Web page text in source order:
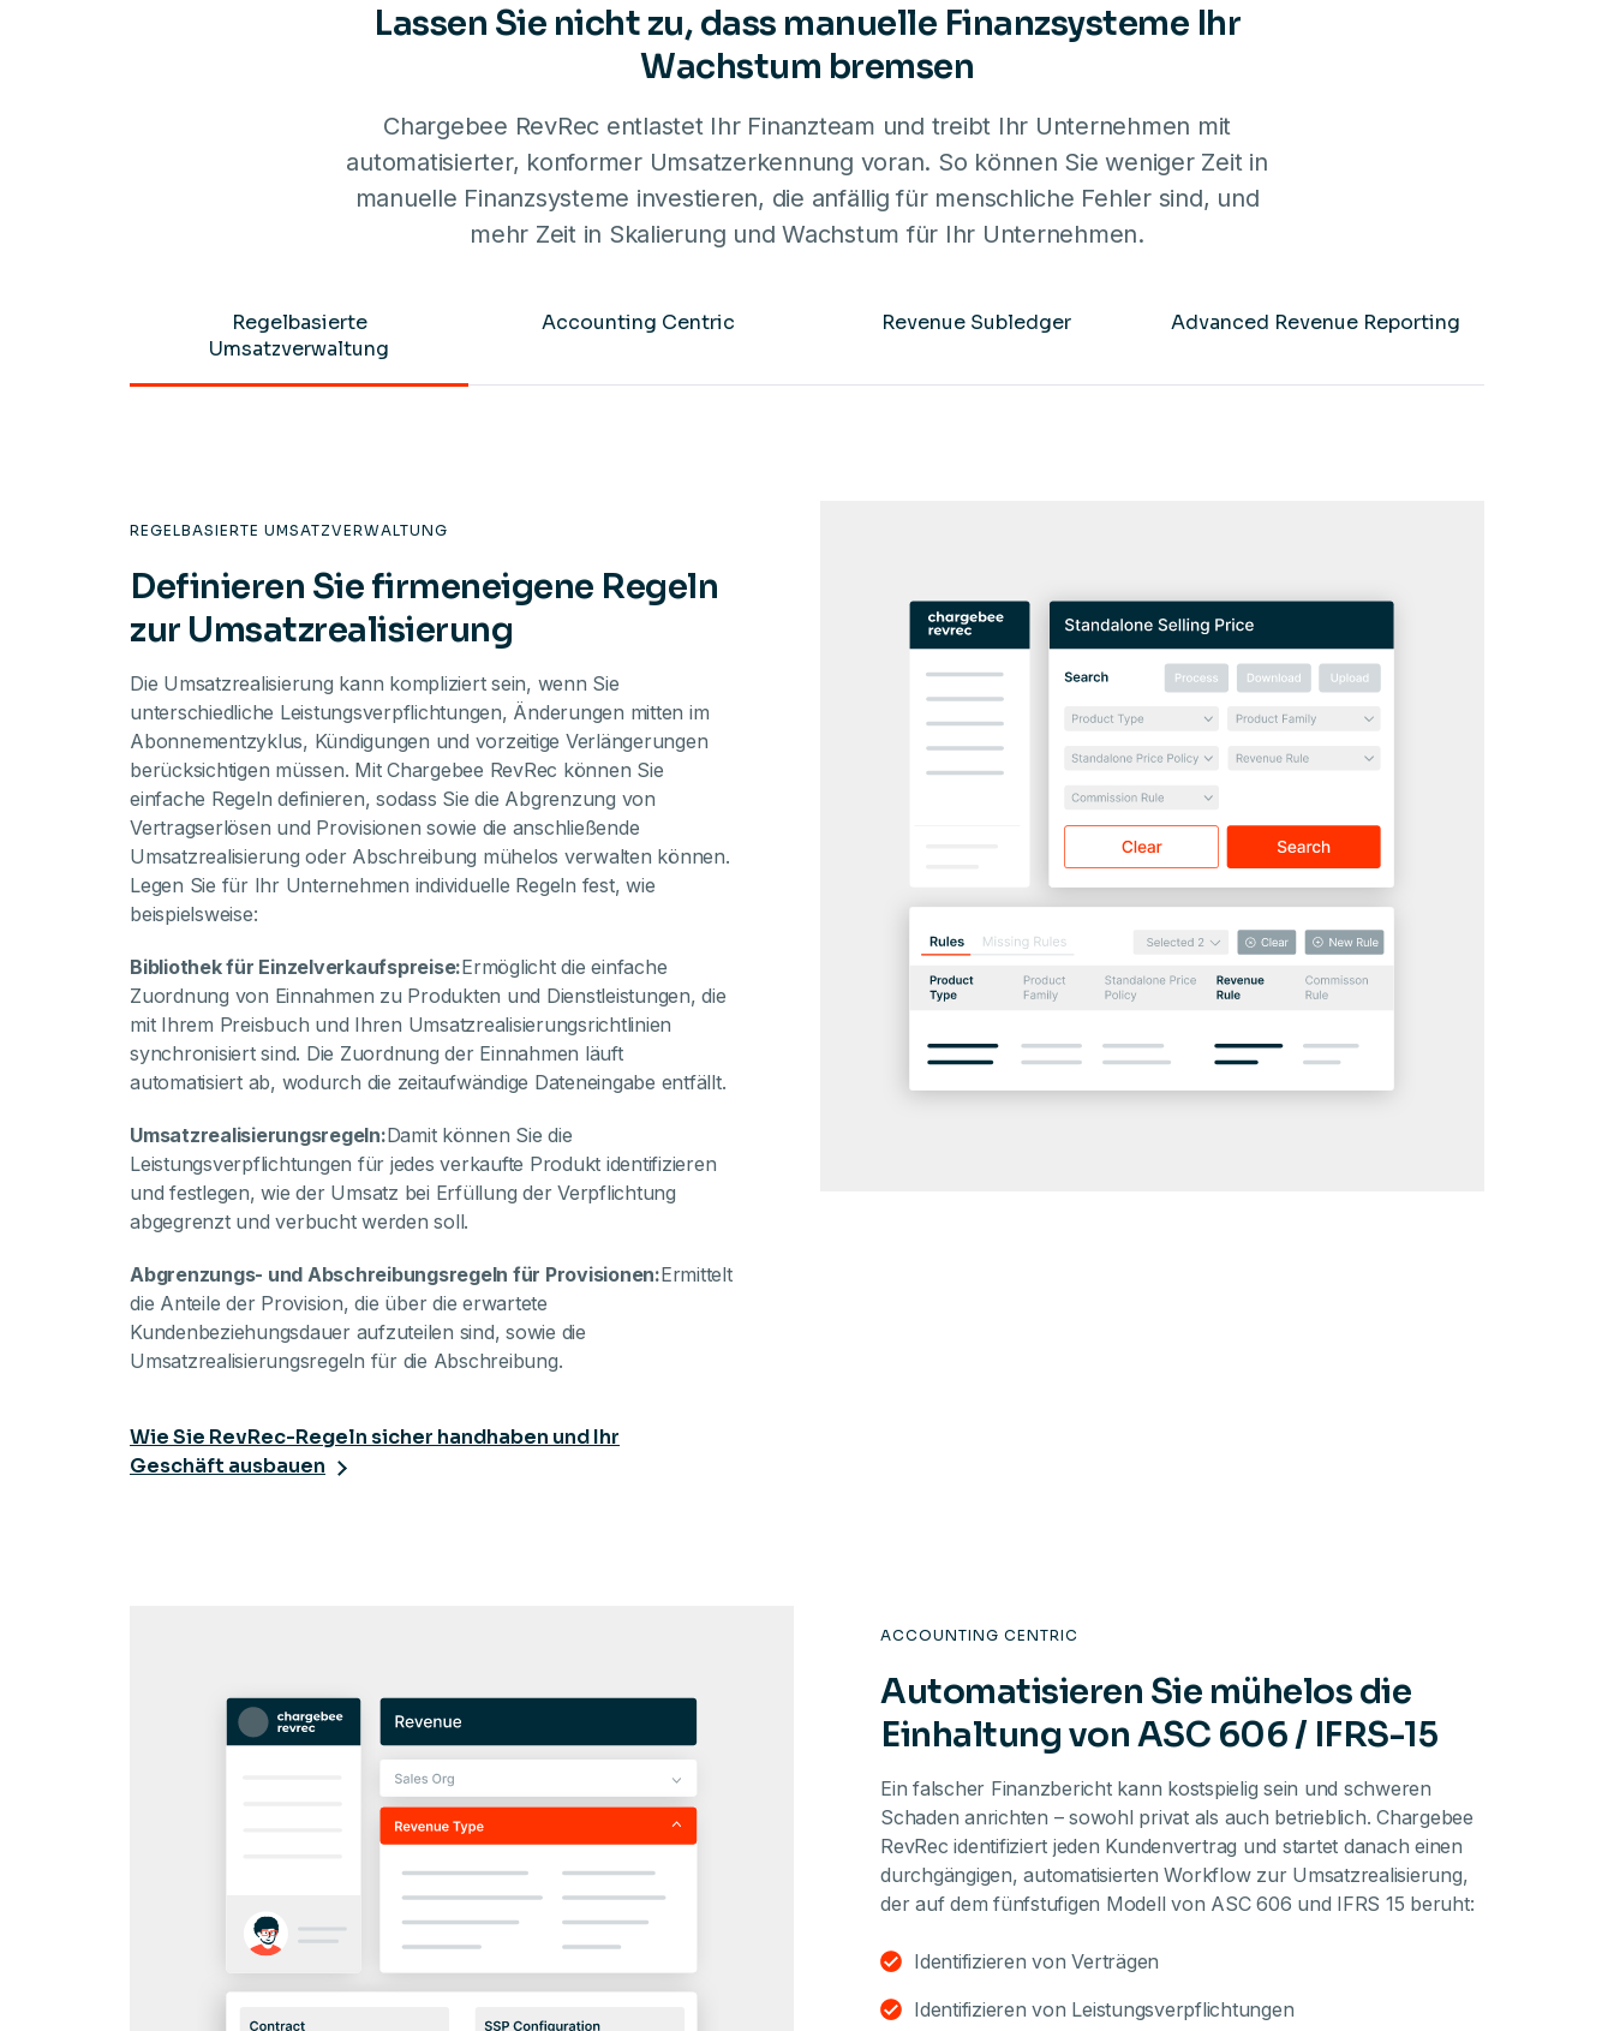
Lassen Sie nicht zu, dass manuelle Finanzsysteme Ihr
Wachstum bremsen
Chargebee RevRec entlastet Ihr Finanzteam und treibt Ihr Unternehmen mit
automatisierter, konformer Umsatzerkennung voran. So können Sie weniger Zeit in
manuelle Finanzsysteme investieren, die anfällig für menschliche Fehler sind, und
mehr Zeit in Skalierung und Wachstum für Ihr Unternehmen.
Regelbasierte
Umsatzverwaltung
Accounting Centric Revenue Subledger Advanced Revenue Reporting
REGELBASIERTE UMSATZVERWALTUNG
Definieren Sie firmeneigene Regeln
zur Umsatzrealisierung
Die Umsatzrealisierung kann kompliziert sein, wenn Sie
unterschiedliche Leistungsverpflichtungen, Änderungen mitten im
Abonnementzyklus, Kündigungen und vorzeitige Verlängerungen
berücksichtigen müssen. Mit Chargebee RevRec können Sie
einfache Regeln definieren, sodass Sie die Abgrenzung von
Vertragserlösen und Provisionen sowie die anschließende
Umsatzrealisierung oder Abschreibung mühelos verwalten können.
Legen Sie für Ihr Unternehmen individuelle Regeln fest, wie
beispielsweise:
Bibliothek für Einzelverkaufspreise:Ermöglicht die einfache
Zuordnung von Einnahmen zu Produkten und Dienstleistungen, die
mit Ihrem Preisbuch und Ihren Umsatzrealisierungsrichtlinien
synchronisiert sind. Die Zuordnung der Einnahmen läuft
automatisiert ab, wodurch die zeitaufwändige Dateneingabe entfällt.
Umsatzrealisierungsregeln:Damit können Sie die
Leistungsverpflichtungen für jedes verkaufte Produkt identifizieren
und festlegen, wie der Umsatz bei Erfüllung der Verpflichtung
abgegrenzt und verbucht werden soll.
Abgrenzungs- und Abschreibungsregeln für Provisionen:Ermittelt
die Anteile der Provision, die über die erwartete
Kundenbeziehungsdauer aufzuteilen sind, sowie die
Umsatzrealisierungsregeln für die Abschreibung.
Wie Sie RevRec-Regeln sicher handhaben und Ihr
Geschäft ausbauen
ACCOUNTING CENTRIC
Automatisieren Sie mühelos die
Einhaltung von ASC 606 / IFRS-15
Ein falscher Finanzbericht kann kostspielig sein und schweren
Schaden anrichten – sowohl privat als auch betrieblich. Chargebee
RevRec identifiziert jeden Kundenvertrag und startet danach einen
durchgängigen, automatisierten Workflow zur Umsatzrealisierung,
der auf dem fünfstufigen Modell von ASC 606 und IFRS 15 beruht:
Identifizieren von Verträgen
Identifizieren von Leistungsverpflichtungen